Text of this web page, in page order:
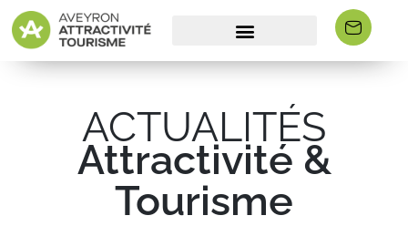
ACTUALITÉS
Attractivité &
Tourisme